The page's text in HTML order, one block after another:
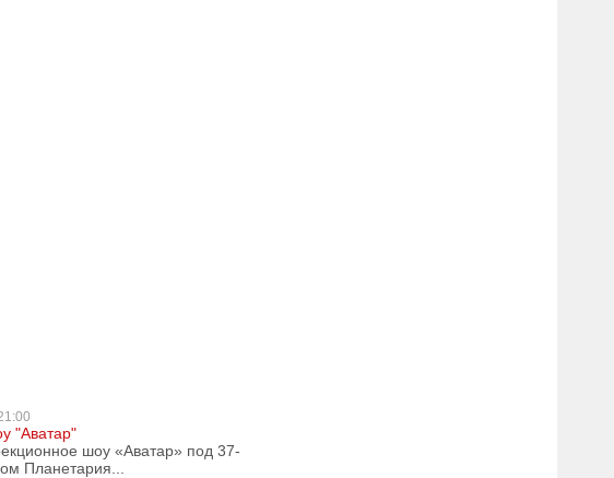
"Аватар"
шоу «Аватар» под 37-
Планетария...